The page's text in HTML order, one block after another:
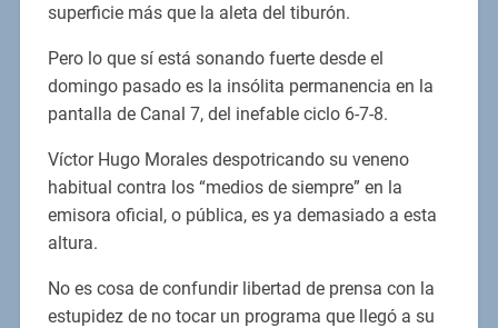
superficie más que la aleta del tiburón.
Pero lo que sí está sonando fuerte desde el
domingo pasado es la insólita permanencia en la
pantalla de Canal 7, del inefable ciclo 6-7-8.
Víctor Hugo Morales despotricando su veneno
habitual contra los “medios de siempre” en la
emisora oficial, o pública, es ya demasiado a esta
altura.
No es cosa de confundir libertad de prensa con la
estupidez de no tocar un programa que llegó a su